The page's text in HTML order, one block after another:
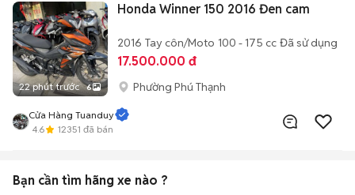
22 phút trước 6
Honda Winner 150 2016 Đen cam
2016 Tay côn/Moto 100 - 175 cc Đã sử dụng
17.500.000 đ
Phường Phú Thạnh
Cửa Hàng Tuanduy
4.6
12351 đã bán
Bạn cần tìm hãng xe nào ?